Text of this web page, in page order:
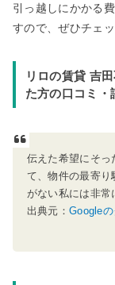
引っ越しにかかる
すので、ぜひチェ
リロの賃貸 吉
た方の口コミ・
伝えた希望にそっ
て、物件の最寄り
がない私には非常
出典元： Googleの